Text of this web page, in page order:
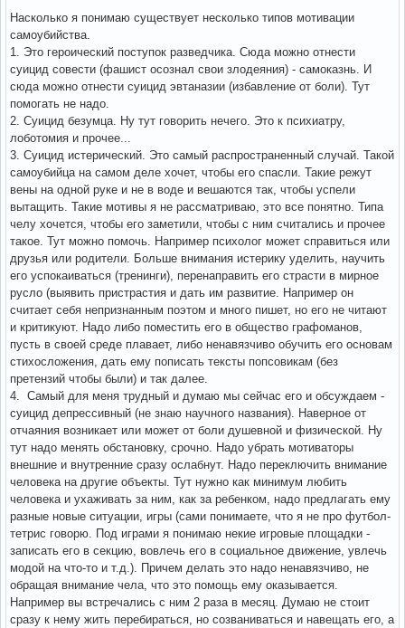
Насколько я понимаю существует несколько типов мотивации
самоубийства.
1. Это героический поступок разведчика. Сюда можно отнести
суицид совести (фашист осознал свои злодеяния) - самоказнь. И
сюда можно отнести суицид эвтаназии (избавление от боли). Тут
помогать не надо.
2. Суицид безумца. Ну тут говорить нечего. Это к психиатру,
лоботомия и прочее...
3. Суицид истерический. Это самый распространенный случай. Такой
самоубийца на самом деле хочет, чтобы его спасли. Такие режут
вены на одной руке и не в воде и вешаются так, чтобы успели
вытащить. Такие мотивы я не рассматриваю, это все понятно. Типа
челу хочется, чтобы его заметили, чтобы с ним считались и прочее
такое. Тут можно помочь. Например психолог может справиться или
друзья или родители. Больше внимания истерику уделить, научить
его успокаиваться (тренинги), перенаправить его страсти в мирное
русло (выявить пристрастия и дать им развитие. Например он
считает себя непризнанным поэтом и много пишет, но его не читают
и критикуют. Надо либо поместить его в общество графоманов,
пусть в своей среде плавает, либо ненавязчиво обучить его основам
стихосложения, дать ему пописать тексты попсовикам (без
претензий чтобы были) и так далее.
4. Самый для меня трудный и думаю мы сейчас его и обсуждаем -
суицид депрессивный (не знаю научного названия). Наверное от
отчаяния возникает или может от боли душевной и физической. Ну
тут надо менять обстановку, срочно. Надо убрать мотиваторы
внешние и внутренние сразу ослабнут. Надо переключить внимание
человека на другие объекты. Тут нужно как минимум любить
человека и ухаживать за ним, как за ребенком, надо предлагать ему
разные новые ситуации, игры (сами понимаете, что я не про футбол-
тетрис говорю. Под играми я понимаю некие игровые площадки -
записать его в секцию, вовлечь его в социальное движение, увлечь
модой на что-то и т.д.). Причем делать это надо ненавязчиво, не
обращая внимание чела, что это помощь ему оказывается.
Например вы встречались с ним 2 раза в месяц. Думаю не стоит
сразу к нему жить перебираться, но созваниваться и навещать его, а